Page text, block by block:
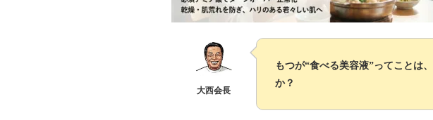
大西会長
もつが“食べる美容液”ってことは
か？